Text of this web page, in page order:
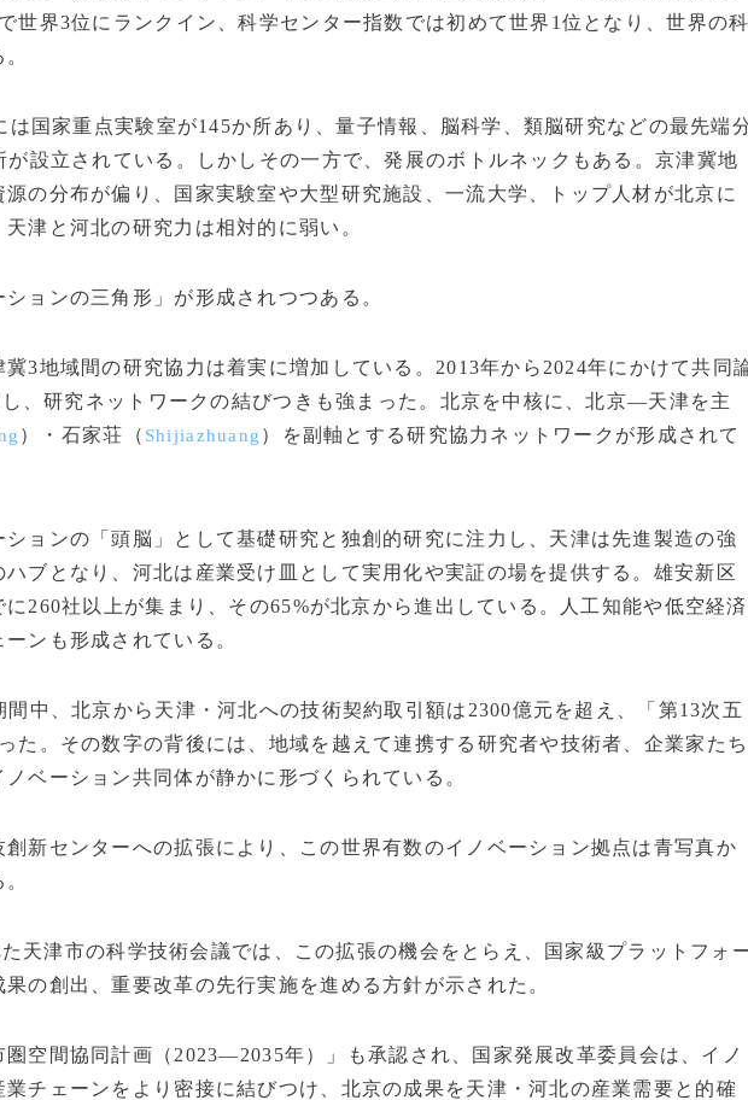
世界3位にランクイン、科学センター指数では初めて世界1位となり、世界の
は国家重点実験室が145か所あり、量子情報、脳科学、類脳研究などの最先端
が設立されている。しかしその一方で、発展のボトルネックもある。京津冀地
の分布が偏り、国家実験室や大型研究施設、一流大学、トップ人材が北京に
津と河北の研究力は相対的に弱い。
ョンの三角形」が形成されつつある。
3地域間の研究協力は着実に増加している。2013年から2024年にかけて共同
、研究ネットワークの結びつきも強まった。北京を中核に、北京―天津を主
）・石家荘（ Shijiazhuang ）を副軸とする研究協力ネットワークが形成されて
ョンの「頭脳」として基礎研究と独創的研究に注力し、天津は先進製造の強
ブとなり、河北は産業受け皿として実用化や実証の場を提供する。雄安新区
260社以上が集まり、その65%が北京から進出している。人工知能や低空経済
ンも形成されている。
間中、北京から天津・河北への技術契約取引額は2300億元を超え、「第13次五
た。その数字の背後には、地域を越えて連携する研究者や技術者、企業家たち
ベーション共同体が静かに形づくられている。
新センターへの拡張により、この世界有数のイノベーション拠点は青写真か
天津市の科学技術会議では、この拡張の機会をとらえ、国家級プラットフォ
の創出、重要改革の先行実施を進める方針が示された。
圏空間協同計画（2023―2035年）」も承認され、国家発展改革委員会は、イノ
チェーンをより密接に結びつけ、北京の成果を天津・河北の産業需要と的確